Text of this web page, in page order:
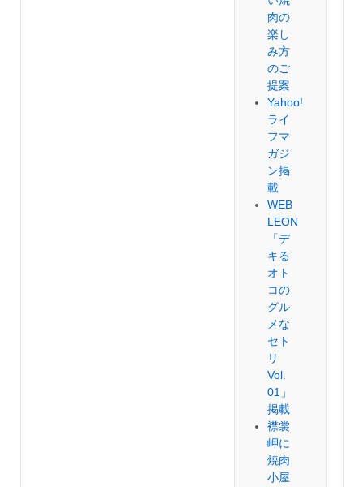
肉の
楽し
み方
のご
提案
Yahoo!
ライ
フマ
ガジ
ン掲
載
WEB
LEON
「デ
キる
オト
コの
グル
メな
セト
リ
Vol.
01」
掲載
襟裳
岬に
焼肉
小屋